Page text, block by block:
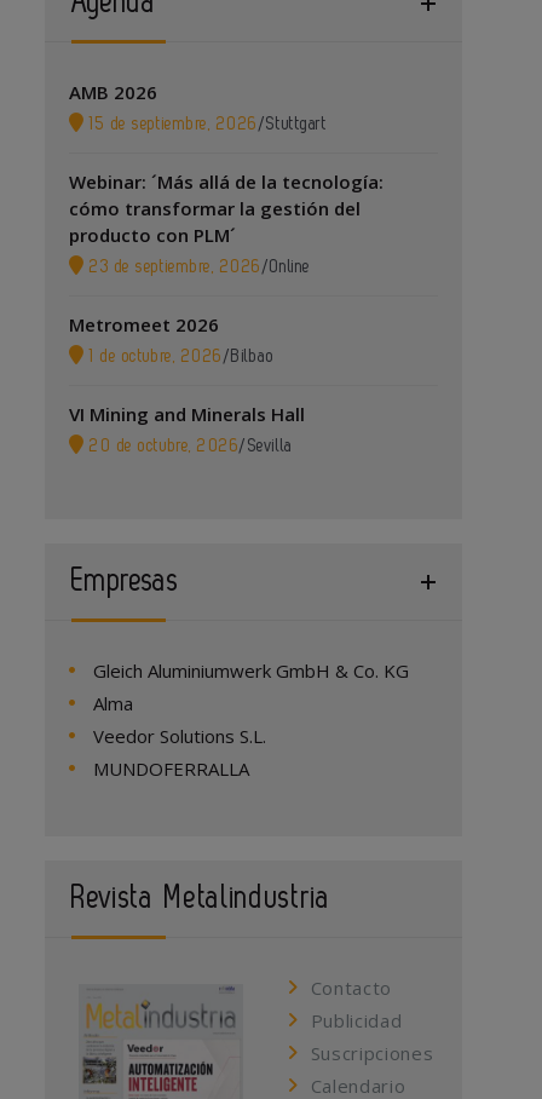
AMB 2026
15 de septiembre, 2026 /Stuttgart
Webinar: ´Más allá de la tecnología:
cómo transformar la gestión del
producto con PLM´
23 de septiembre, 2026 /Online
Metromeet 2026
1 de octubre, 2026 / Bilbao
VI Mining and Minerals Hall
20 de octubre, 2026/ Sevilla
Empresas
Gleich Aluminiumwerk GmbH & Co. KG
Alma
Veedor Solutions S.L.
MUNDOFERRALLA
Revista Metalindustria
Contacto
Publicidad
Suscripciones
Calendario